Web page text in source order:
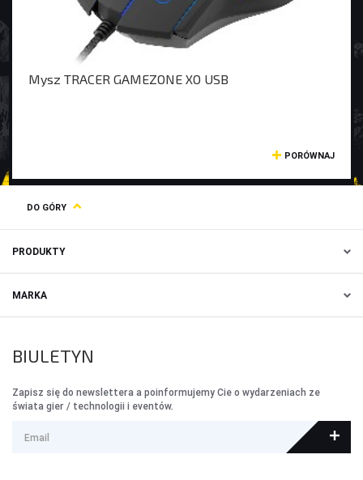
Mysz TRACER GAMEZONE XO USB
PORÓWNAJ
DO GÓRY
PRODUKTY
MARKA
BIULETYN
Zapisz się do newslettera a poinformujemy Cie o wydarzeniach ze
świata gier / technologii i eventów.